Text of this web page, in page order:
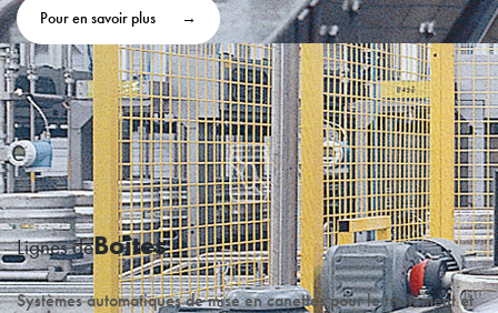
Pour en savoir plus
Lignes deBoîtes
Systèmes automatiques de mise en canettes pour le traitement et